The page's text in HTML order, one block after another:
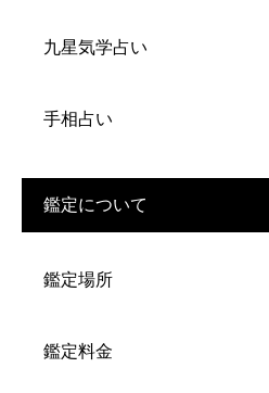
九星気学占い
手相占い
鑑定について
鑑定場所
鑑定料金